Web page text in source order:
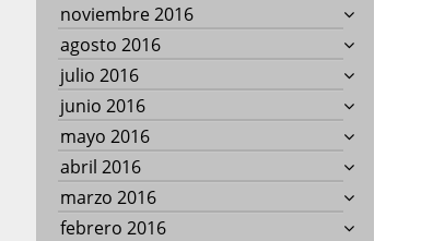
noviembre 2016
agosto 2016
julio 2016
junio 2016
mayo 2016
abril 2016
marzo 2016
febrero 2016